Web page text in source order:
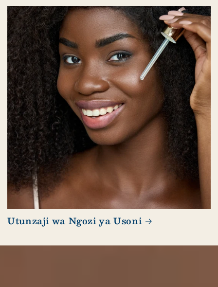
Utunzaji wa Ngozi ya Usoni